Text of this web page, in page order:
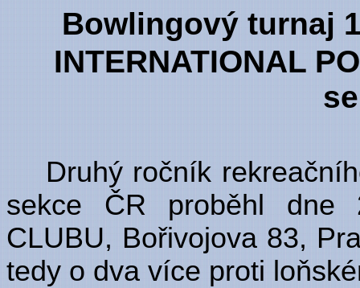
Bowlingový turnaj
INTERNATIONAL
Druhý ročník
sekce ČR proběhl dne
CLUBU, Bořivojova 83,
tedy o dva více proti